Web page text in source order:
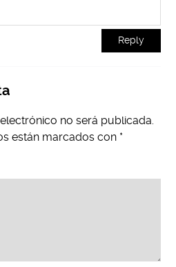
Reply
no será publicada.
están marcados con *